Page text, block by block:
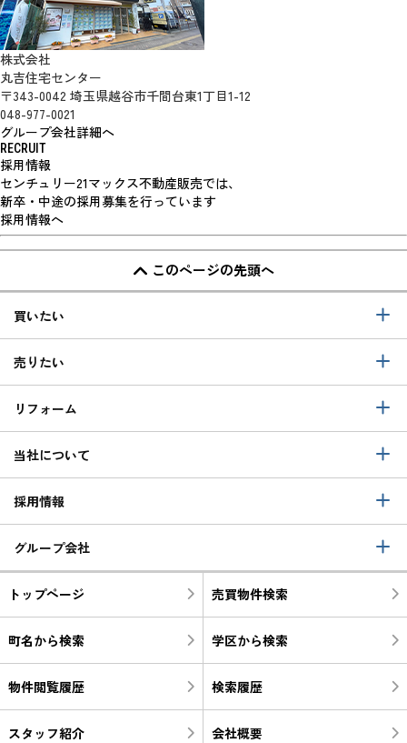
株式会社
丸吉住宅センター
〒343-0042 埼玉県越谷市千間台東1丁目1-12
048-977-0021
グループ会社詳細へ
RECRUIT
採用情報
センチュリー21マックス不動産販売では、
新卒・中途の採用募集を行っています
採用情報へ
このページの先頭へ
買いたい
売りたい
リフォーム
当社について
採用情報
グループ会社
トップページ 売買物件検索
町名から検索 学区から検索
物件閲覧履歴 検索履歴
スタッフ紹介 会社概要